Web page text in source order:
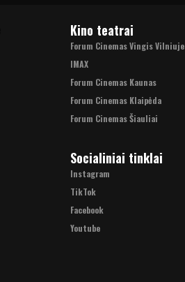
Kino teatrai
Forum Cinemas Vingis Vilniuje
IMAX
Forum Cinemas Kaunas
Forum Cinemas Klaipėda
Forum Cinemas Šiauliai
Socialiniai tinklai
Instagram
TikTok
Facebook
Youtube